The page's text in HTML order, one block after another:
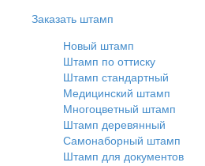
Заказать штамп
Новый штамп
Штамп по оттиску
Штамп стандартный
Медицинский штамп
Многоцветный штамп
Штамп деревянный
Самонаборный штамп
Штамп для документов